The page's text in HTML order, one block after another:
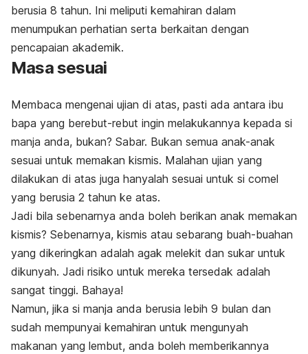
berusia 8 tahun. Ini meliputi kemahiran dalam
menumpukan perhatian serta berkaitan dengan
pencapaian akademik.
Masa sesuai
Membaca mengenai ujian di atas, pasti ada antara ibu
bapa yang berebut-rebut ingin melakukannya kepada si
manja anda, bukan? Sabar. Bukan semua anak-anak
sesuai untuk memakan kismis. Malahan ujian yang
dilakukan di atas juga hanyalah sesuai untuk si comel
yang berusia 2 tahun ke atas.
Jadi bila sebenarnya anda boleh berikan anak memakan
kismis? Sebenarnya, kismis atau sebarang buah-buahan
yang dikeringkan adalah agak melekit dan sukar untuk
dikunyah. Jadi risiko untuk mereka tersedak adalah
sangat tinggi. Bahaya!
Namun, jika si manja anda berusia lebih 9 bulan dan
sudah mempunyai kemahiran untuk mengunyah
makanan yang lembut, anda boleh memberikannya